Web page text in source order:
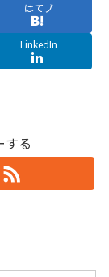
はてブ
LinkedIn
する